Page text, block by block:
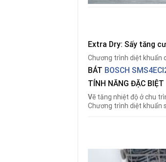
Extra Dry: Sấy tăng
Chương trình diệt khuẩn
BÁT BOSCH
TÍNH NĂNG ĐẶC BIỆT
Vẽ tăng nhiệt độ ở chu
Chương trình diệt khuẩn